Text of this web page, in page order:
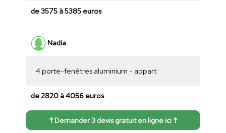
de 3575 à 5385 euros
Nadia
4 porte-fenêtres aluminium - appart
de 2820 à 4056 euros
↑ Demander 3 devis gratuit en ligne ici ↑